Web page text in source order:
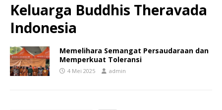
Keluarga Buddhis Theravada
Indonesia
Memelihara Semangat Persaudaraan dan
Memperkuat Toleransi
4 Mei 2025 admin